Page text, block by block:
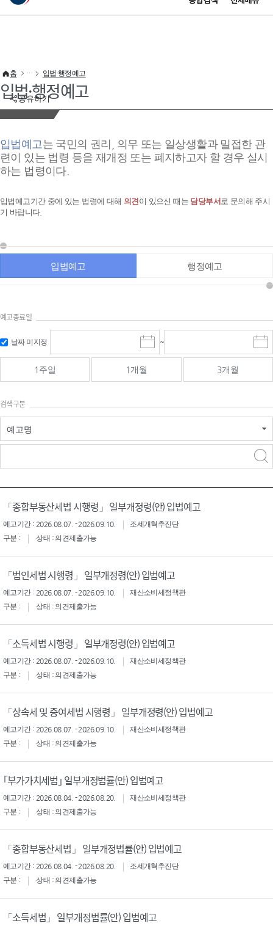
이 누리집은 대한민국 공식 전자정부 누리집입니다.
공유하기
홈 입법·행정예고
입법·행정예고
입법예고는 국민의 권리, 의무 또는 일상생활과 밀접한 관
련이 있는 법령 등을 재개정 또는 폐지하고자 할 경우 실시
하는 법령이다.
입법예고기간 중에 있는 법령에 대해 의견이 있으신 때는 담당부서 로 문의해 주시
기 바랍니다.
입법예고 행정예고
예고종료일
날짜 미지정
시
작
일
선
~
종
료
선
1주일 1개월 3개월
검색구분
예고명
「종합부동산세법 시행령」 일부개정령(안) 입법예고
예고기간 : 2026.08.07. - 2026.09.10.
조세개혁추진단
구분 :
상태 : 의견제출가능
「법인세법 시행령」 일부개정령(안) 입법예고
예고기간 : 2026.08.07. - 2026.09.10.
재산소비세정책관
구분 :
상태 : 의견제출가능
「소득세법 시행령」 일부개정령(안) 입법예고
예고기간 : 2026.08.07. - 2026.09.10.
재산소비세정책관
구분 :
상태 : 의견제출가능
「상속세 및 증여세법 시행령」 일부개정령(안) 입법예고
예고기간 : 2026.08.07. - 2026.09.10.
재산소비세정책관
구분 :
상태 : 의견제출가능
｢부가가치세법｣ 일부개정법률(안) 입법예고
예고기간 : 2026.08.04. - 2026.08.20.
재산소비세정책관
구분 :
상태 : 의견제출가능
「종합부동산세법」 일부개정법률(안) 입법예고
예고기간 : 2026.08.04. - 2026.08.20.
조세개혁추진단
구분 :
상태 : 의견제출가능
「소득세법」 일부개정법률(안) 입법예고